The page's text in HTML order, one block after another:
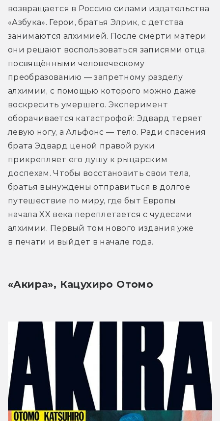
возвращается в Россию силами издательства
«Азбука». Герои, братья Элрик, с детства
занимаются алхимией. После смерти матери
они решают воспользоваться записями отца,
посвящёнными человеческому
преобразованию — запретному разделу
алхимии, с помощью которого можно даже
воскресить умершего. Эксперимент
оборачивается катастрофой: Эдвард теряет
левую ногу, а Альфонс — тело. Ради спасения
брата Эдвард ценой правой руки
прикрепляет его душу к рыцарским
доспехам. Чтобы восстановить свои тела,
братья вынуждены отправиться в долгое
путешествие по миру, где быт Европы
начала XX века переплетается с чудесами
алхимии. Первый том нового издания уже
в печати и выйдет в начале года.
«Акира», Кацухиро Отомо